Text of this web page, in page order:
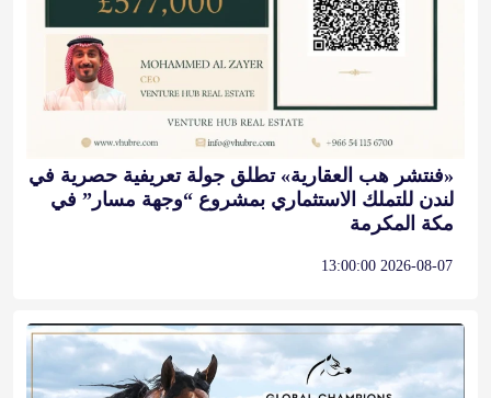
«فنتشر هب العقارية» تطلق جولة تعريفية حصرية في
لندن للتملك الاستثماري بمشروع “وجهة مسار” في
2026-08-07 13:00:00